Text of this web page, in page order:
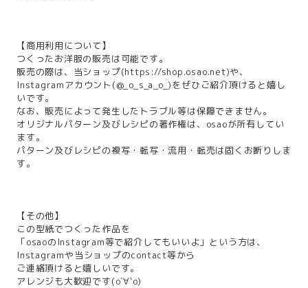
【商用利用について】
つくったお洋服の販売は可能です。
販売の際は、当ショップ(https://shop.osao.net)や、
Instagramアカウント(@_o_s_a_o_)をぜひご紹介頂けると嬉し
いです。
なお、販売によって発生したトラブル等は保障できません。
オリジナルパターン及びレシピの著作権は、osaoが所有してい
ます。
パターン及びレシピの複写・転写・流用・転売は固くお断りしま
す。
【その他】
この型紙でつくった作品を
「osaoのInstagram等で紹介してもいいよ」という方は、
Instagramや当ショップのcontact等から
ご連絡頂けると嬉しいです。
アレンジも大歓迎です(о´∀`о)